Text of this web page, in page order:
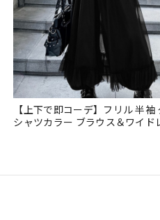
【上下で即コーデ】フリル 半袖
シャツカラー ブラウス＆ワイド